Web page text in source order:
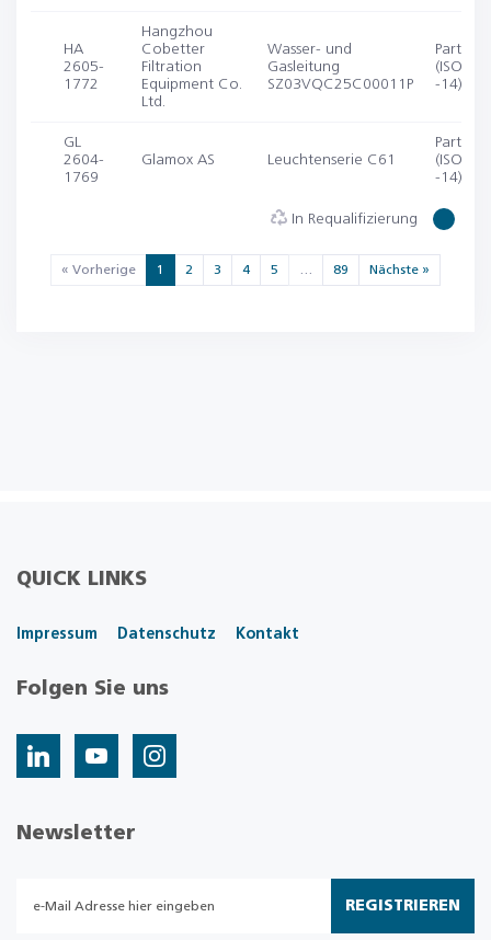
HA
2605-
1772
Hangzhou
Cobetter
Filtration
Equipment Co.
Ltd.
Wasser- und
Gasleitung
SZ03VQC25C00011P
(ISO
-14)
GL
2604-
1769
Glamox AS Leuchtenserie C61
(ISO
-14)
In Requalifizierung
« Vorherige 1 2 3 4 5 89 Nächste »
QUICK LINKS
Impressum Datenschutz Kontakt
Folgen Sie uns
Newsletter
REGISTRIEREN